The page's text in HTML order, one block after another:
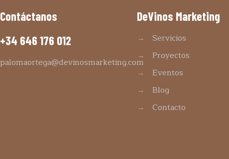
Contáctanos
+34 646 176 012
palomaortega@devinosmarketing.com
DeVinos Marketing
→
Servicios
→
Proyectos
→
Eventos
→
Blog
→
Contacto